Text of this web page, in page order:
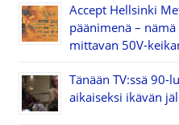
Accept Hellsinki
päänimenä –
mittavan 50V-
Tänään TV:ssä 90-
aikaiseksi ikävän